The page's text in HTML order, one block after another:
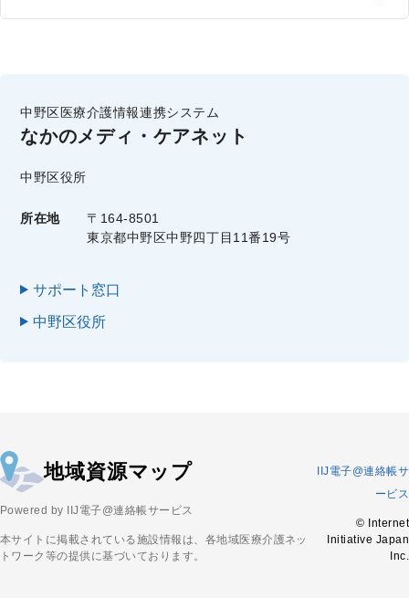
中野区医療介護情報連携システム
なかのメディ・ケアネット
中野区役所
所在地
〒164-8501
東京都中野区中野四丁目11番19号
サポート窓口
中野区役所
地域資源マップ
Powered by IIJ電子@連絡帳サービス
本サイトに掲載されている施設情報は、各地域医療介護ネッ
トワーク等の提供に基づいております。
IIJ電子@連絡帳サ
ービス
© Internet
Initiative Japan
Inc.